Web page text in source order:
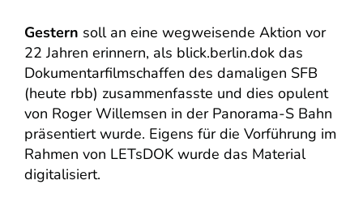
Gestern soll an eine wegweisende Aktion vor
22 Jahren erinnern, als blick.berlin.dok das
Dokumentarfilmschaffen des damaligen SFB
(heute rbb) zusammenfasste und dies opulent
von Roger Willemsen in der Panorama-S Bahn
präsentiert wurde. Eigens für die Vorführung im
Rahmen von LETsDOK wurde das Material
digitalisiert.